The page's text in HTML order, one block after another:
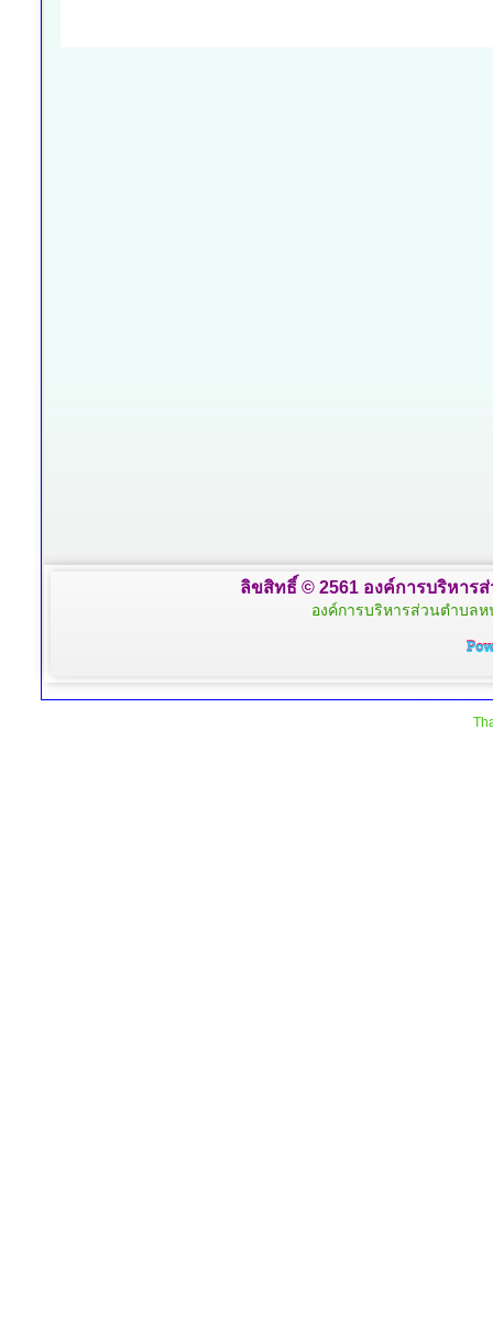
ลิขสิทธิ์ © 2561 องค์การบริหาร
องค์การบริหารส่วนตำบลห